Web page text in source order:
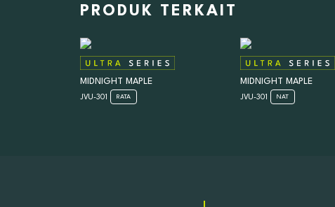
PRODUK TERKAIT
MIDNIGHT MAPLE
JVU-301 RATA
MIDNIGHT MAPLE
JVU-301 NAT